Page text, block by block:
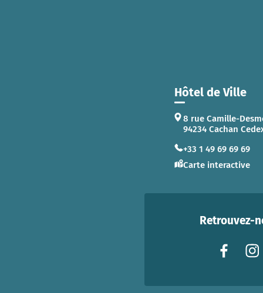
Hôtel de Ville
8 rue Camille-
94234 Cachan
+33 1 49 69 69 69
Carte interactive
Retrouvez-